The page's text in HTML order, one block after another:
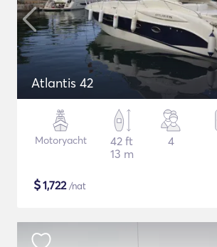
Atlantis 42
Motoryacht
42 ft
13 m
4
$1,722/nat